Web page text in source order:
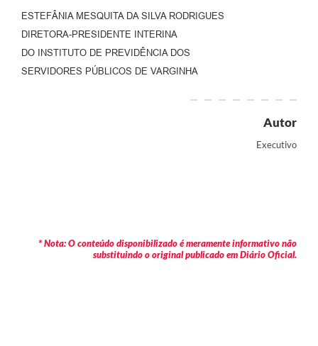
ESTEFÂNIA MESQUITA DA SILVA RODRIGUES
DIRETORA-PRESIDENTE INTERINA
DO INSTITUTO DE PREVIDÊNCIA DOS
SERVIDORES PÚBLICOS DE VARGINHA
Autor
Executivo
* Nota: O conteúdo disponibilizado é meramente informativo não
substituindo o original publicado em Diário Oficial.